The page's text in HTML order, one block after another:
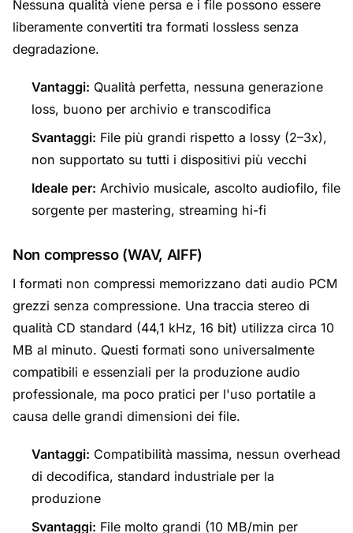
Nessuna qualità viene persa e i file possono essere
liberamente convertiti tra formati lossless senza
degradazione.
Vantaggi: Qualità perfetta, nessuna generazione
loss, buono per archivio e transcodifica
Svantaggi: File più grandi rispetto a lossy (2–3x),
non supportato su tutti i dispositivi più vecchi
Ideale per: Archivio musicale, ascolto audiofilo, file
sorgente per mastering, streaming hi-fi
Non compresso (WAV, AIFF)
I formati non compressi memorizzano dati audio PCM
grezzi senza compressione. Una traccia stereo di
qualità CD standard (44,1 kHz, 16 bit) utilizza circa 10
MB al minuto. Questi formati sono universalmente
compatibili e essenziali per la produzione audio
professionale, ma poco pratici per l'uso portatile a
causa delle grandi dimensioni dei file.
Vantaggi: Compatibilità massima, nessun overhead
di decodifica, standard industriale per la
produzione
Svantaggi: File molto grandi (10 MB/min per